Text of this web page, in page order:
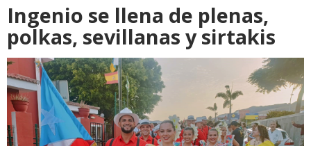
Ingenio se llena de plenas,
polkas, sevillanas y sirtakis